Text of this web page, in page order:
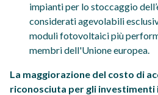
impianti per lo stoccaggio
considerati agevolabili
moduli fotovoltaici più
membri dell'Unione europea.
La maggiorazione del costo di
riconosciuta per gli investimenti